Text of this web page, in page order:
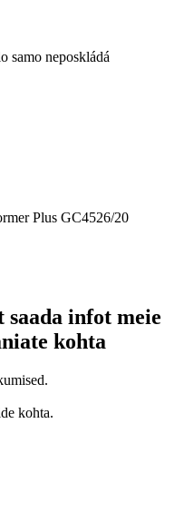
samo neposkládá
Plus GC4526/20
infot meie
kohta
kohta.